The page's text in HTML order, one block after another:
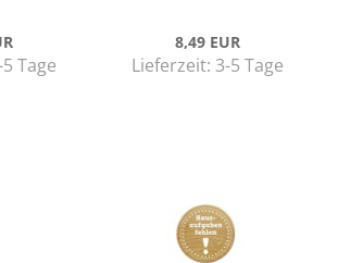
Tage
8,49 EUR
Lieferzeit: 3-5 Tage